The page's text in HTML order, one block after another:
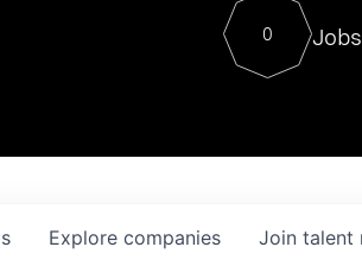
Contact
0
Explore companies Join talent